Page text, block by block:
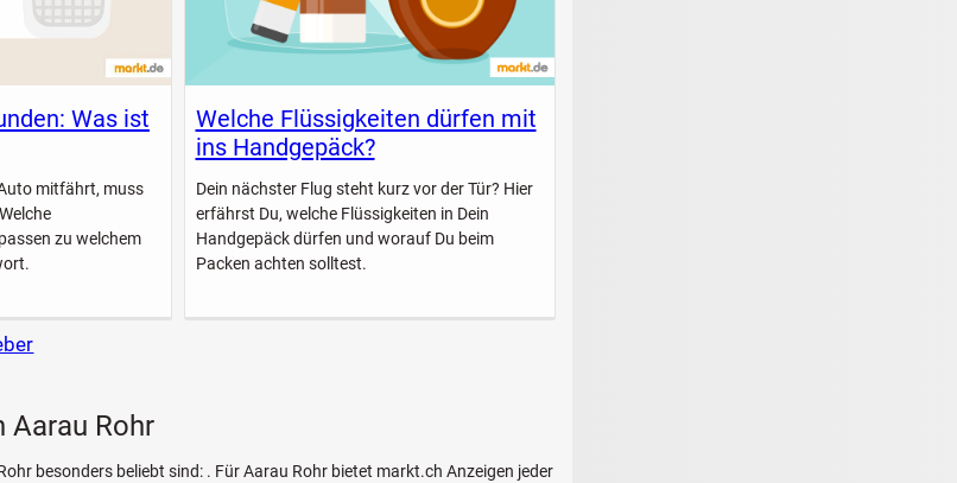
Was ist
mitfährt, muss
zu welchem
Welche Flüssigkeiten dürfen mit
ins Handgepäck?
Dein nächster Flug steht kurz vor der Tür? Hier
erfährst Du, welche Flüssigkeiten in Dein
Handgepäck dürfen und worauf Du beim
Packen achten solltest.
Aarau Rohr
besonders beliebt sind: . Für Aarau Rohr bietet markt.ch Anzeigen jeder